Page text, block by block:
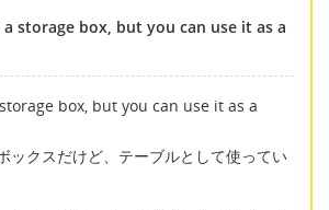
storage box, but you can use it as a
box, but you can use it as a
ックスだけど、テーブルとして使ってい